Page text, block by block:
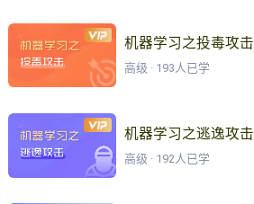
机器学习之投毒攻击
高级 · 193人已学
机器学习之逃逸攻击
高级 · 192人已学